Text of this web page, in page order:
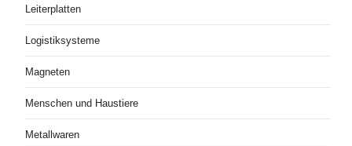
Leiterplatten
Logistiksysteme
Magneten
Menschen und Haustiere
Metallwaren